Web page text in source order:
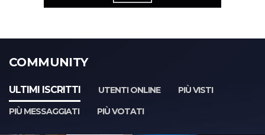
COMMUNITY
ULTIMI ISCRITTI UTENTI ONLINE
PIÙ VISTI
PIÙ MESSAGGIATI
PIÙ VOTATI